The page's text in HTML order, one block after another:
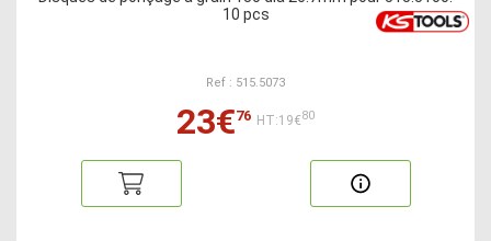
10 pcs
Ref : 515.5073
23€76 HT:19€80